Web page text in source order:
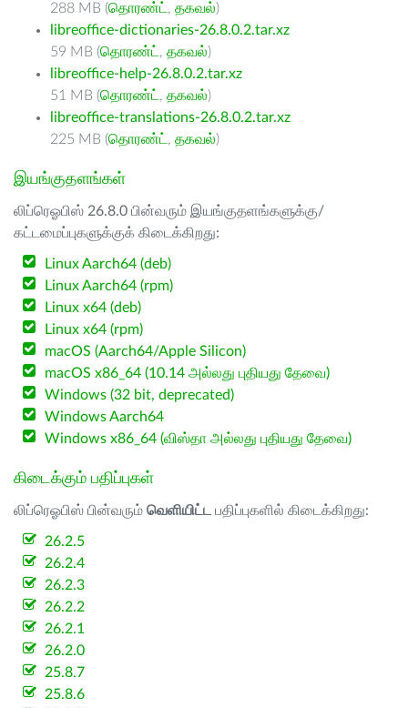
288 MB (தொரண்ட் , தகவல்)
libreoffice-dictionaries-26.8.0.2.tar.xz
59 MB (தொரண்ட் , தகவல்)
libreoffice-help-26.8.0.2.tar.xz
51 MB (தொரண்ட் , தகவல்)
libreoffice-translations-26.8.0.2.tar.xz
225 MB (தொரண்ட் , தகவல்)
இயங்குதளங்கள்
லிப்ரெஓபிஸ் 26.8.0 பின்வரும் இயங்குதளங்களுக்கு/
கட்டமைப்புகளுக்குக் கிடைக்கிறது:
Linux Aarch64 (deb)
Linux Aarch64 (rpm)
Linux x64 (deb)
Linux x64 (rpm)
macOS (Aarch64/Apple Silicon)
macOS x86_64 (10.14 அல்லது புதியது தேவை)
Windows (32 bit, deprecated)
Windows Aarch64
Windows x86_64 (விஸ்தா அல்லது புதியது தேவை)
கிடைக்கும் பதிப்புகள்
லிப்ரெஓபிஸ் பின்வரும் வெளியிட்ட பதிப்புகளில் கிடைக்கிறது:
26.2.5
26.2.4
26.2.3
26.2.2
26.2.1
26.2.0
25.8.7
25.8.6